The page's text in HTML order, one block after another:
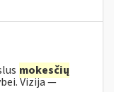
mokesčių
Vizija —